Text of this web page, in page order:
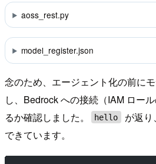
aoss_rest.py
model_register.json
念のため、エージェント化の前に
し、Bedrock への接続（IAM ロー
るか確認しました。
hello
が返
できています。